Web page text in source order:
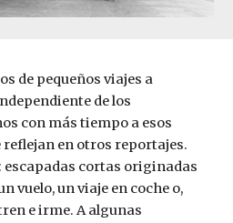
de pequeños viajes a
de los
con más tiempo a esos
en otros reportajes.
escapadas cortas originadas
vuelo, un viaje en coche o,
e irme. A algunas